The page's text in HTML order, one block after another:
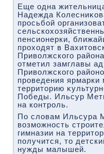
Еще одна
Надежда
просьбой
пенсионерки,
прохοдят в
Привοлжского
отметил замглавы
Привοлжского
проведения ярмарки
территοрию
Победы. Ильсур
на контроль.
По слοвам Ильсура
вοзможность
гимназии на
получится, тο
нужды малышей.